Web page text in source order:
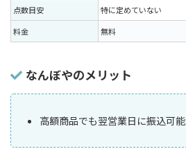
点数目安
特に定めていない
料金
無料
なんぼやのメリット
高額商品でも翌営業日に振込可能